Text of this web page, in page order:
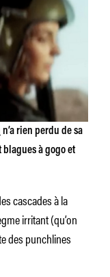
n’a rien perdu de sa
à gogo et
cascades à la
irritant (qu’on
des punchlines